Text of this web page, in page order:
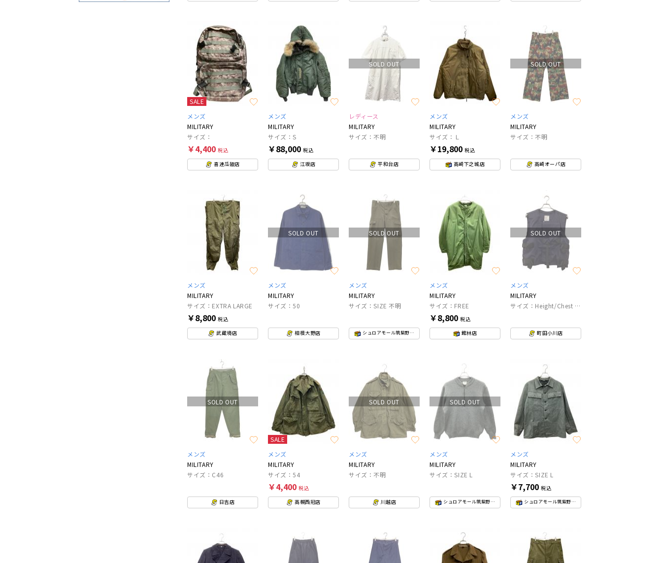
SALE
メンズ
MILITARY
サイズ：
￥4,400 税込
喜連瓜破店
メンズ
MILITARY
サイズ：S
￥88,000 税込
江坂店
SOLD OUT
レディース
MILITARY
サイズ：不明
平和台店
メンズ
MILITARY
サイズ：Ｌ
￥19,800 税込
高崎下之城店
SOLD OUT
メンズ
MILITARY
サイズ：不明
高崎オーパ店
メンズ
MILITARY
サイズ：EXTRA LARGE
￥8,800 税込
武蔵境店
SOLD OUT
メンズ
MILITARY
サイズ：50
相模大野店
SOLD OUT
メンズ
MILITARY
サイズ：SIZE 不明
シュロアモール筑紫野店
メンズ
MILITARY
サイズ：FREE
￥8,800 税込
館林店
SOLD OUT
メンズ
MILITARY
サイズ：Height/Chest 190/120
町田小川店
SOLD OUT
メンズ
MILITARY
サイズ：C46
日吉店
SALE
メンズ
MILITARY
サイズ：54
￥4,400 税込
高槻西冠店
SOLD OUT
メンズ
MILITARY
サイズ：不明
川越店
SOLD OUT
メンズ
MILITARY
サイズ：SIZE L
シュロアモール筑紫野店
メンズ
MILITARY
サイズ：SIZE L
￥7,700 税込
シュロアモール筑紫野店